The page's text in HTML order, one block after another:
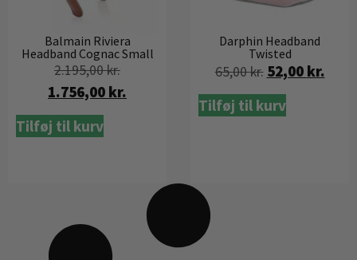
Balmain Riviera
Headband Cognac Small
2.195,00kr.
1.756,00 kr.
Tilføj til kurv
Darphin Headband
Twisted
65,00kr. 52,00 kr.
Tilføj til kurv